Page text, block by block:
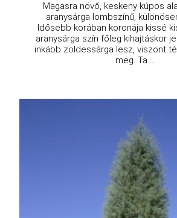
Magasra növő, keskeny kúpos
aranysárga lombszínű,
Idősebb korában koronája kissé
aranysárga szín főleg kihajtáskor
inkább zöldessárga lesz, viszont
meg. Ta ...